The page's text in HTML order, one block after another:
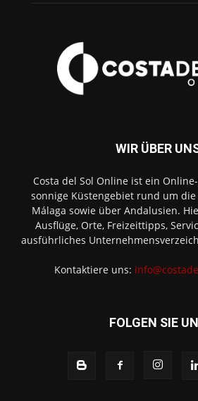
WIR ÜBER
Costa del Sol Online ist ein
sonnige Küstengebiet rund um
Málaga sowie über Andalusien.
Ausflüge, Orte, Freizeittipps,
ausführliches
Kontaktiere uns:
FOLGEN SIE